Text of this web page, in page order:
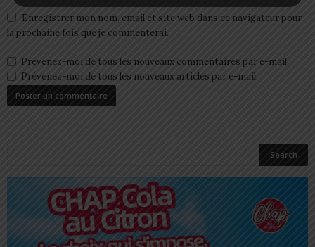
Enregistrer mon nom, email et site web dans ce navigateur pour
la prochaine fois que je commenterai.
Prévenez-moi de tous les nouveaux commentaires par e-mail.
Prévenez-moi de tous les nouveaux articles par e-mail.